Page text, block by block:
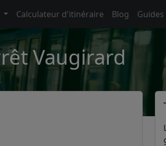
Calculateur d'itinéraire Blog Guides
Vaugirard